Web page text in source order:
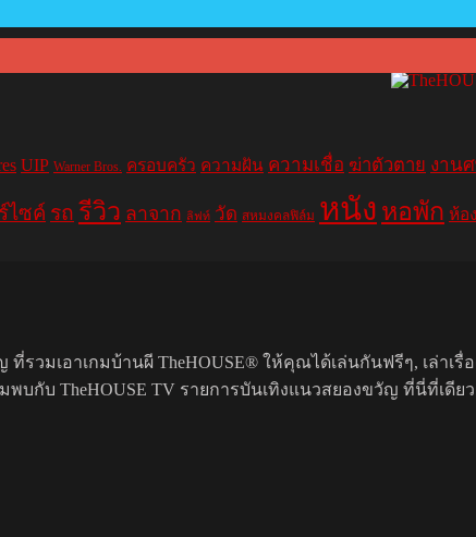
UIP Warner Bros. ครอบครัว ความฝัน ความเชื่อ ฆ่าตัวตาย งาน
ไซค์ รถ รีวิว ลาจาก ลิฟท์ วัด สหมงคลฟิล์ม หนัง หอพัก ห้อ
ที่รวมเอาเกมบ้านผี TheHOUSE® ให้คุณได้เล่นกันฟรีๆ, เ
บกับ TheHOUSE TV รายการบันเทิงแนวสยองขวัญ ที่นี่ที่เดีย